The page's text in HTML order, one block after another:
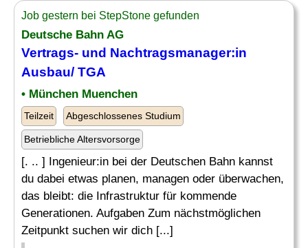
Job gestern bei StepStone gefunden
Deutsche Bahn AG
Vertrags- und Nachtragsmanager:in
Ausbau/ TGA
• München Muenchen
Teilzeit Abgeschlossenes Studium
Betriebliche Altersvorsorge
[. .. ] Ingenieur:in bei der Deutschen Bahn kannst
du dabei etwas planen, managen oder überwachen,
das bleibt: die Infrastruktur für kommende
Generationen. Aufgaben Zum nächstmöglichen
Zeitpunkt suchen wir dich [...]